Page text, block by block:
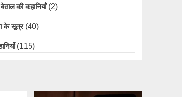
की कहानियाँ(2)
के सूत्र(40)
(115)